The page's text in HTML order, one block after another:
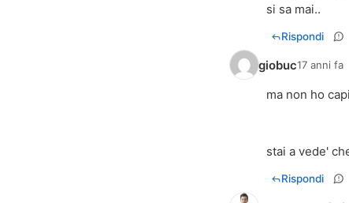
si sa mai..
Rispondi
giobuc17 anni fa
ma non ho
stai a vede'
Rispondi